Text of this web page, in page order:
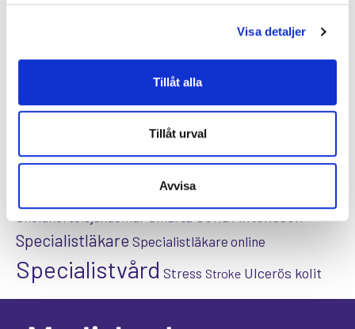
Visa detaljer
Tillåt alla
Tillåt urval
Avvisa
Hjärtsvikt Hudcancer
Hypotyreos IBS
Karolinska Institutet
Kenneth Ilvall
Pollenallergi Prostatacancer
Psykisk ohälsaPsykolog
sköldkörteln
Sofia Antonsson
Specialistläkare Specialistläkare online
Specialistvård Stress Stroke Ulcerös kolit